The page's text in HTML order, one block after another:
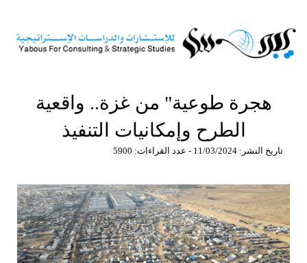
هجرة طوعية" من غزة.. واقعية
الطرح وإمكانيات التنفيذ
تاريخ النشر: 11/03/2024 - عدد القراءات: 5900